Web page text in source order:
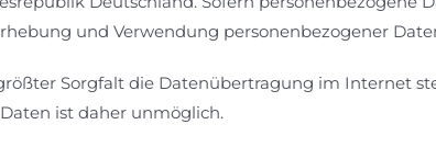
und Verwendung personenbezogener
Sorgfalt die Datenübertragung im Internet
ist daher unmöglich.